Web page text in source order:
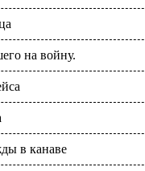
на войну.
в канаве